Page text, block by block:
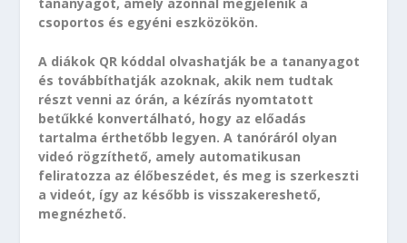
csoportos és egyéni eszközökön.
A diákok QR kóddal olvashatják be a tananyagot
és továbbíthatják azoknak, akik nem tudtak
részt venni az órán, a kézírás nyomtatott
betűkké konvertálható, hogy az előadás
tartalma érthetőbb legyen. A tanóráról olyan
videó rögzíthető, amely automatikusan
feliratozza az élőbeszédet, és meg is szerkeszti
a videót, így az később is visszakereshető,
megnézhető.